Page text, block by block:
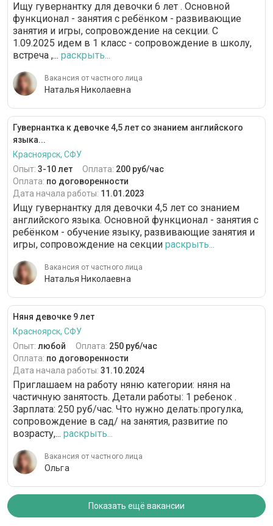
Ищу гувернантку для девочки 6 лет . Основной
функционал - занятия с ребёнком - развивающие
занятия и игры, сопровождение на секции. С
1.09.2025 идем в 1 класс - сопровождение в школу,
встреча ,... раскрыть...
Вакансия от частного лица
Наталья Николаевна
Гувернантка к девочке 4,5 лет со знанием английского
языка...
Красноярск, СФУ
Опыт: 3-10 лет Оплата: 200 руб/час
Оплата: по договоренности
Дата начала работы: 11.01.2023
Ищу гувернантку для девочки 4,5 лет со знанием
английского языка. Основной функционал - занятия с
ребёнком - обучение языку, развивающие занятия и
игры, сопровождение на секции раскрыть...
Вакансия от частного лица
Наталья Николаевна
Няня девочке 9 лет
Красноярск, СФУ
Опыт: любой Оплата: 250 руб/час
Оплата: по договоренности
Дата начала работы: 31.10.2024
Приглашаем на работу няню категории: няня на
частичную занятость. Детали работы: 1 ребенок .
Зарплата: 250 руб/час. Что нужно делать:прогулка,
сопровождение в сад/ на занятия, развитие по
возрасту,... раскрыть...
Вакансия от частного лица
Ольга
Показать ещё вакансии